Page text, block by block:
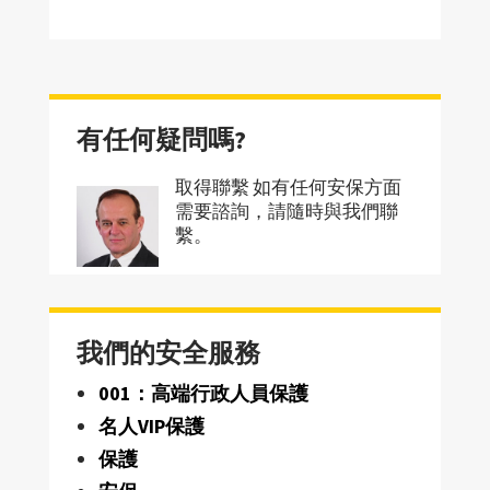
有任何疑問嗎?
取得聯繫 如有任何安保方面
需要諮詢，請隨時與我們聯
繫。
我們的安全服務
001：高端行政人員保護
名人VIP保護
保護